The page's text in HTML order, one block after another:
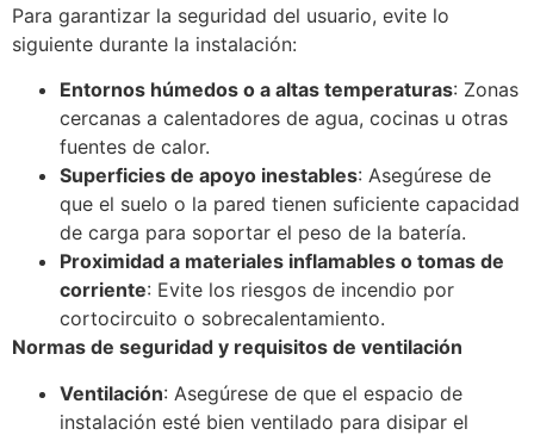
Para garantizar la seguridad del usuario, evite lo
siguiente durante la instalación:
Entornos húmedos o a altas temperaturas: Zonas
cercanas a calentadores de agua, cocinas u otras
fuentes de calor.
Superficies de apoyo inestables: Asegúrese de
que el suelo o la pared tienen suficiente capacidad
de carga para soportar el peso de la batería.
Proximidad a materiales inflamables o tomas de
corriente: Evite los riesgos de incendio por
cortocircuito o sobrecalentamiento.
Normas de seguridad y requisitos de ventilación
Ventilación: Asegúrese de que el espacio de
instalación esté bien ventilado para disipar el